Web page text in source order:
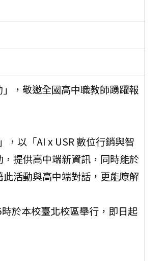
，敬邀全國高中職教師踴躍報
以「AI x USR 數位行銷與智
提供高中端新資訊，同時能於
活動與高中端對話，更能瞭解
於本校臺北校區舉行，即日起